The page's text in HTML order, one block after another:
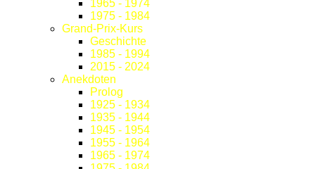
1965 - 1974
1975 - 1984
Grand-Prix-Kurs
Geschichte
1985 - 1994
2015 - 2024
Anekdoten
Prolog
1925 - 1934
1935 - 1944
1945 - 1954
1955 - 1964
1965 - 1974